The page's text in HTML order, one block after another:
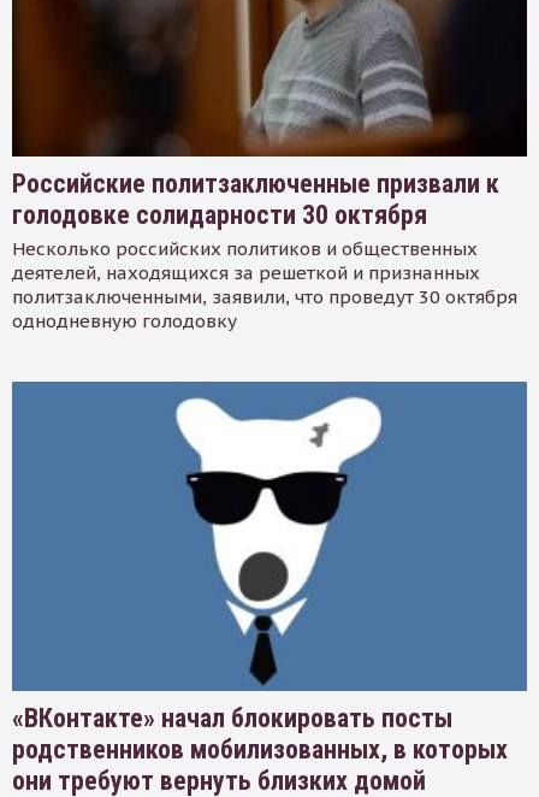
Российские политзаключенные призвали к
голодовке солидарности 30 октября
Несколько российских политиков и общественных
деятелей, находящихся за решеткой и признанных
политзаключенными, заявили, что проведут 30 октября
однодневную голодовку
«ВКонтакте» начал блокировать посты
родственников мобилизованных, в которых
они требуют вернуть близких домой